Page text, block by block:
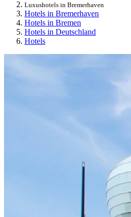
Luxushotels in Bremerhaven
Hotels in Bremerhaven
Hotels in Bremen
Hotels in Deutschland
Hotels